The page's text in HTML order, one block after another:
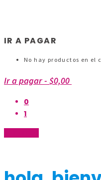
IR A PAGAR
No hay productos en el
Ir a pagar- $0,00
0
1